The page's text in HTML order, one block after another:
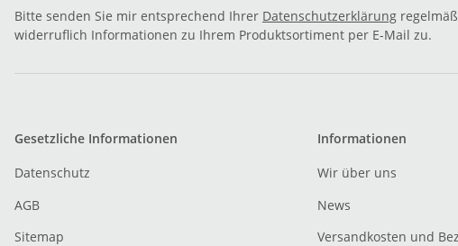
Bitte senden Sie mir entsprechend Ihrer Datenschutzerklärung
widerruflich Informationen zu Ihrem Produktsortiment per E-Mail zu.
Gesetzliche Informationen
Datenschutz
AGB
Sitemap
Informationen
Wir über uns
News
Versandkosten und